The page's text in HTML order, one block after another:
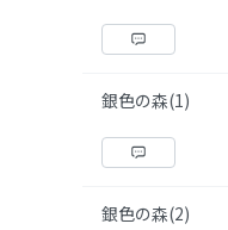
銀色の森(1)
銀色の森(2)